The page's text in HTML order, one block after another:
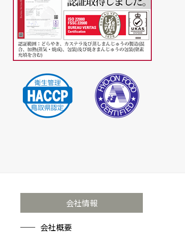
会社情報
会社概要